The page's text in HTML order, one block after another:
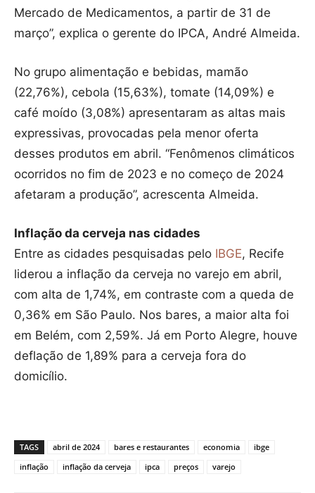
Mercado de Medicamentos, a partir de 31 de
março”, explica o gerente do IPCA, André Almeida.
No grupo alimentação e bebidas, mamão
(22,76%), cebola (15,63%), tomate (14,09%) e
café moído (3,08%) apresentaram as altas mais
expressivas, provocadas pela menor oferta
desses produtos em abril. “Fenômenos climáticos
ocorridos no fim de 2023 e no começo de 2024
afetaram a produção”, acrescenta Almeida.
Inflação da cerveja nas cidades
Entre as cidades pesquisadas pelo IBGE, Recife
liderou a inflação da cerveja no varejo em abril,
com alta de 1,74%, em contraste com a queda de
0,36% em São Paulo. Nos bares, a maior alta foi
em Belém, com 2,59%. Já em Porto Alegre, houve
deflação de 1,89% para a cerveja fora do
domicílio.
TAGS abril de 2024 bares e restaurantes economia
ibge
inflação
inflação da cerveja ipca preços varejo